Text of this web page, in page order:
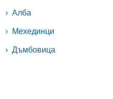
Алба
Мехединци
Дъмбовица